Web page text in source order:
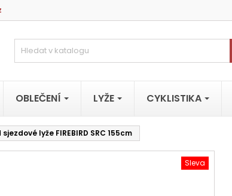
OBLEČENÍ LYŽE CYKLISTIKA
lyže FIREBIRD SRC 155cm
Sleva